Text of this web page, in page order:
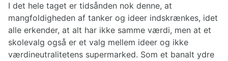
I det hele taget er tidsånden nok denne, at
mangfoldigheden af tanker og ideer indskrænkes, idet
alle erkender, at alt har ikke samme værdi, men at et
skolevalg også er et valg mellem ideer og ikke
værdineutralitetens supermarked. Som et banalt ydre